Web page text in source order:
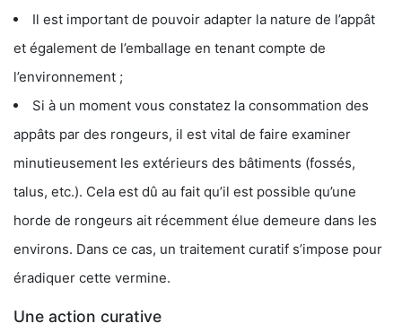
Il est important de pouvoir adapter la nature de l’appât
et également de l’emballage en tenant compte de
l’environnement ;
Si à un moment vous constatez la consommation des
appâts par des rongeurs, il est vital de faire examiner
minutieusement les extérieurs des bâtiments (fossés,
talus, etc.). Cela est dû au fait qu’il est possible qu’une
horde de rongeurs ait récemment élue demeure dans les
environs. Dans ce cas, un traitement curatif s’impose pour
éradiquer cette vermine.
Une action curative